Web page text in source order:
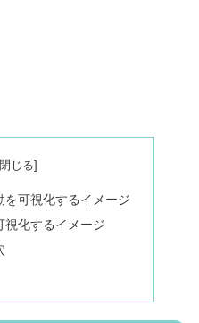
可視化するイメージ
視化するイメージ